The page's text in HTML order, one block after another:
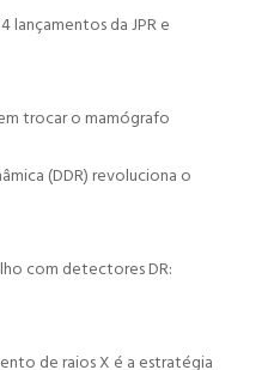
lançamentos da JPR e
trocar o mamógrafo
(DDR) revoluciona o
com detectores DR:
de raios X é a estratégia